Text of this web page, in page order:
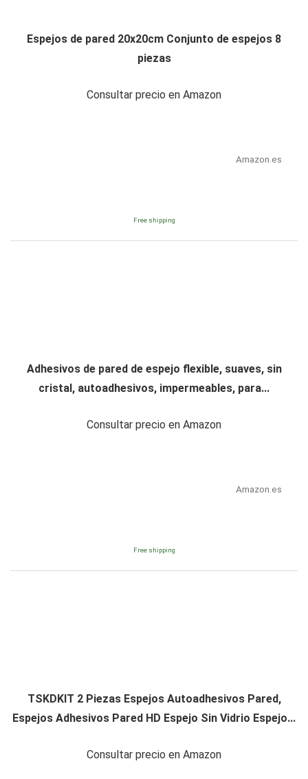
Espejos de pared 20x20cm Conjunto de espejos 8
piezas
Consultar precio en Amazon
Amazon.es
Free shipping
Adhesivos de pared de espejo flexible, suaves, sin
cristal, autoadhesivos, impermeables, para...
Consultar precio en Amazon
Amazon.es
Free shipping
TSKDKIT 2 Piezas Espejos Autoadhesivos Pared,
Espejos Adhesivos Pared HD Espejo Sin Vidrio Espejo...
Consultar precio en Amazon